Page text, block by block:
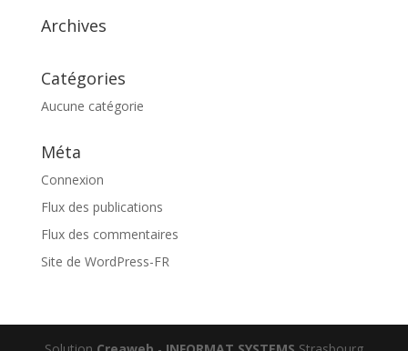
Archives
Catégories
Aucune catégorie
Méta
Connexion
Flux des publications
Flux des commentaires
Site de WordPress-FR